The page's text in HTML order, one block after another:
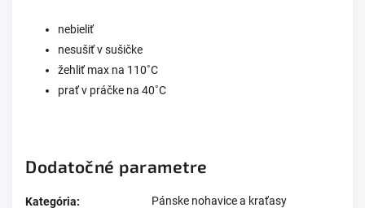
nebieliť
nesušiť v sušičke
žehliť max na 110˚C
prať v práčke na 40˚C
Dodatočné parametre
Kategória:
Pánske nohavice a kraťasy